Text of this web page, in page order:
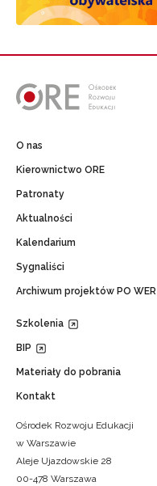
O nas
Kierownictwo ORE
Patronaty
Aktualności
Kalendarium
Sygnaliści
Archiwum projektów PO WER
Szkolenia
BIP
Materiały do pobrania
Kontakt
Ośrodek Rozwoju Edukacji
w Warszawie
Aleje Ujazdowskie 28
00-478 Warszawa